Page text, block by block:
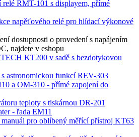
RMT-101 s displayem, přímé
napěťového relé pro hlídací výkonové
dostupnosti o provedení s napájením
najdete v eshopu
KT200 v sadě s bezdotykovou
astronomickou funkcí REV-303
a OM-310 - přímé zapojení do
teploty s tiskárnou DR-201
- řada EM11
pro oblíbený měřící přístroj KT63